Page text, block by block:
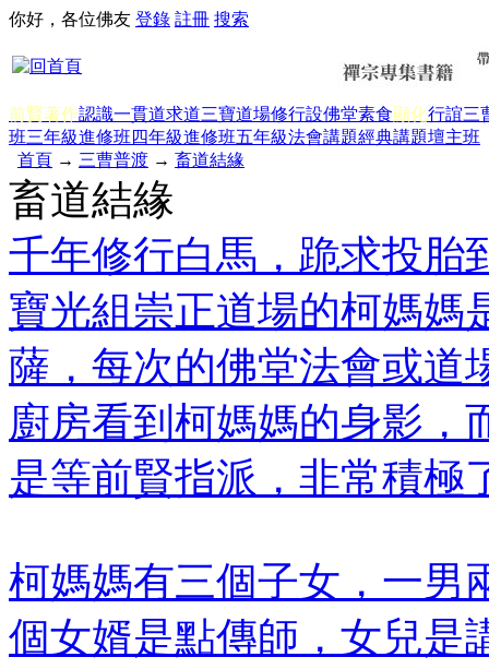
你好，各位佛友 登錄 註冊 搜索
前賢著作認識一貫道求道三寶道場修行設佛堂素食顯化行誼三
班三年級進修班四年級進修班五年級法會講題經典講題壇主班
首頁 → 三曹普渡 → 畜道結緣
畜道結緣
千年修行白馬，跪求投胎
寶光組崇正道場的柯媽媽
薩，每次的佛堂法會或道
廚房看到柯媽媽的身影，
是等前賢指派，非常積極
柯媽媽有三個子女，一男
個女婿是點傳師，女兒是